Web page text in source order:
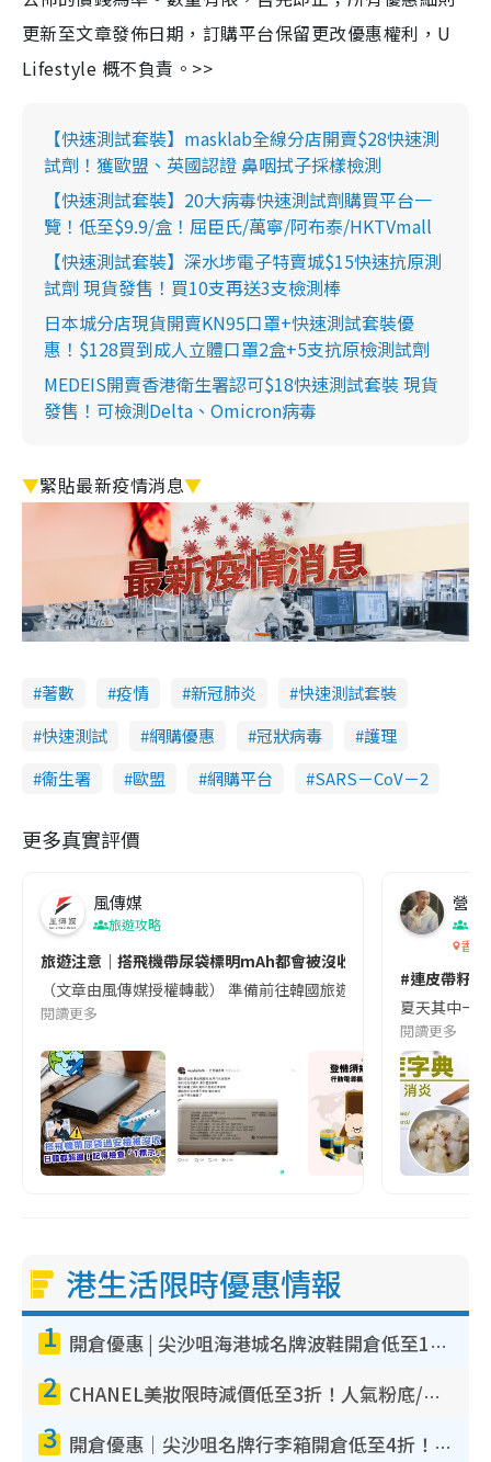
更新至文章發佈日期，訂購平台保留更改優惠權利，U
Lifestyle 概不負責。>>
【快速測試套裝】masklab全線分店開賣$28快速測
試劑！獲歐盟、英國認證 鼻咽拭子採樣檢測
【快速測試套裝】20大病毒快速測試劑購買平台一
覽！低至$9.9/盒！屈臣氏/萬寧/阿布泰/HKTVmall
【快速測試套裝】深水埗電子特賣城$15快速抗原測
試劑 現貨發售！買10支再送3支檢測棒
日本城分店現貨開賣KN95口罩+快速測試套裝優
惠！$128買到成人立體口罩2盒+5支抗原檢測試劑
MEDEIS開賣香港衛生署認可$18快速測試套裝 現貨
發售！可檢測Delta、Omicron病毒
▼緊貼最新疫情消息▼
著數 疫情 新冠肺炎
快速測試套裝
快速測試
網購優惠 冠狀病毒
護理
衞生署
歐盟 網購平台 SARS－CoV－2
更多真實評價
風傳媒
旅遊攻略
旅遊注意｜搭飛機帶尿袋標明mAh都會被沒收😱出發前切記檢查
（文章由風傳媒授權轉載） 準備前往韓國旅遊的民眾，近期要
閱讀更多
營養
香港
#連皮帶籽
夏天其中一
閱讀更多
港生活限時優惠情報
1 開倉優惠 | 尖沙咀海港城名牌波鞋開倉低至1折！On鞋$899起／Joy&Peace鞋履$98起
2 CHANEL美妝限時減價低至3折！人氣粉底/唇膏/精華液低至$275！COCO香水都有平
3 開倉優惠｜尖沙咀名牌行李箱開倉低至4折！一連5日 American Tourister/ace./Hallmark $200起！